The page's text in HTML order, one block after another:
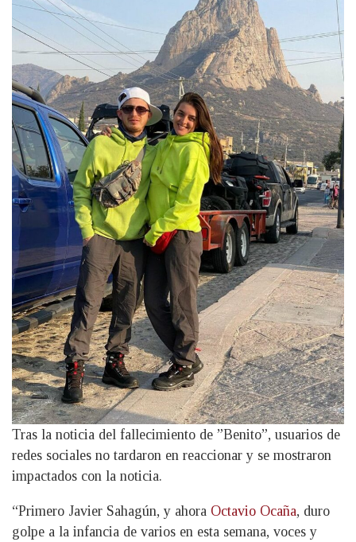
Tras la noticia del fallecimiento de ”Benito”, usuarios de
redes sociales no tardaron en reaccionar y se mostraron
impactados con la noticia.
“Primero Javier Sahagún, y ahora Octavio Ocaña, duro
golpe a la infancia de varios en esta semana, voces y